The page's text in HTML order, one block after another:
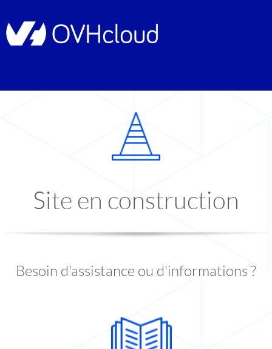
Site en construction
Besoin d'assistance ou d'informations ?